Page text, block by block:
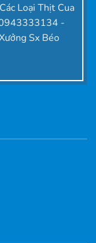
Loại Thịt Cua
-
Sx Béo